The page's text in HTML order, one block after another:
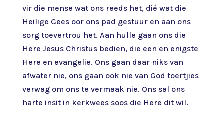
vir die mense wat ons reeds het, dié wat die
Heilige Gees oor ons pad gestuur en aan ons
sorg toevertrou het. Aan hulle gaan ons die
Here Jesus Christus bedien, die een en enigste
Here en evangelie. Ons gaan daar niks van
afwater nie, ons gaan ook nie van God toertjies
verwag om ons te vermaak nie. Ons sal ons
harte insit in kerkwees soos die Here dit wil.